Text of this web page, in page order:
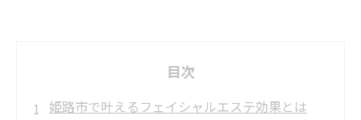
目次
姫路市で叶えるフェイシャルエステ効果とは